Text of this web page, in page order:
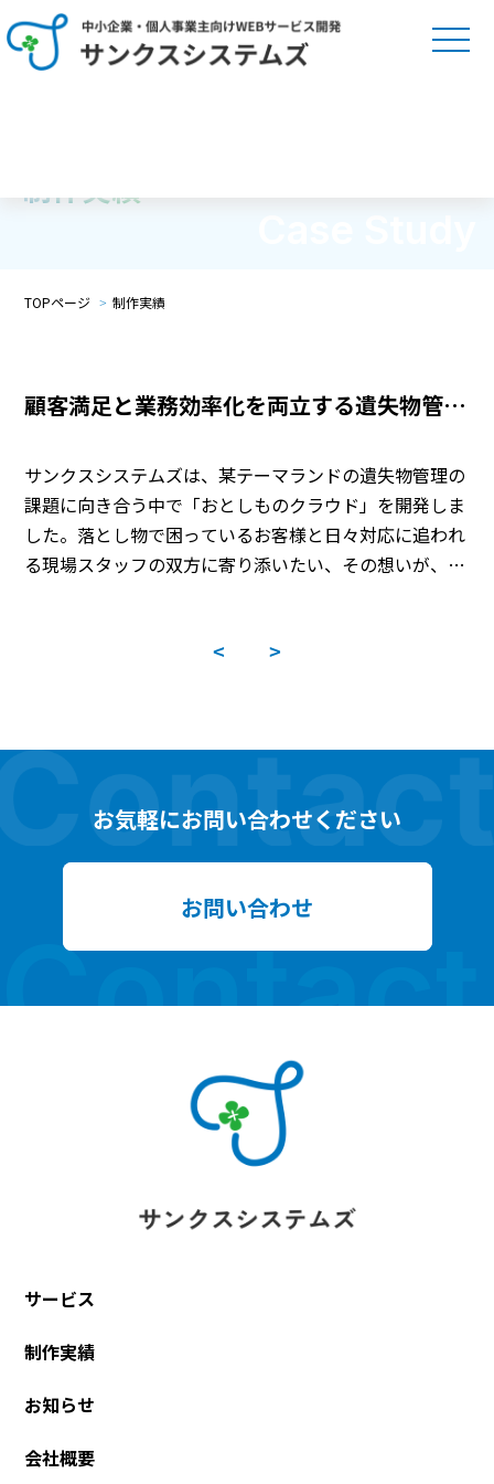
制作実績
TOPページ 制作実績
顧客満足と業務効率化を両立する遺失物管理
システムの理念
サンクスシステムズは、某テーマランドの遺失物管理の
課題に向き合う中で「おとしものクラウド」を開発しま
した。落とし物で困っているお客様と日々対応に追われ
る現場スタッフの双方に寄り添いたい、その想いが、こ
お気軽にお問い合わせください
お問い合わせ
Contact
サービス
制作実績
お知らせ
会社概要